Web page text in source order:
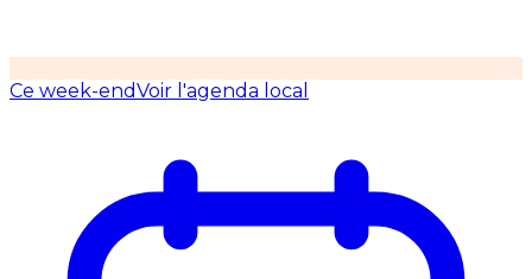
Ce week-endVoir l'agenda local